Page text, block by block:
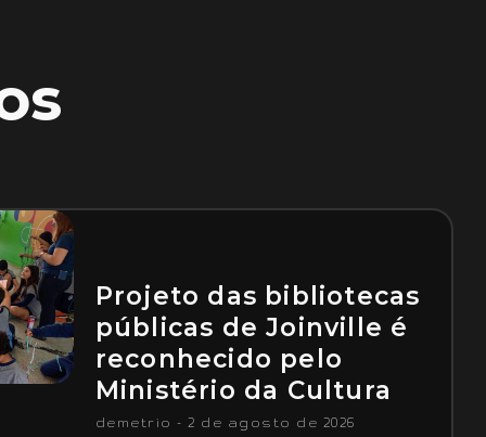
Projeto das bibliotecas
públicas de Joinville é
reconhecido pelo
Ministério da Cultura
demetrio 2 de agosto de 2026